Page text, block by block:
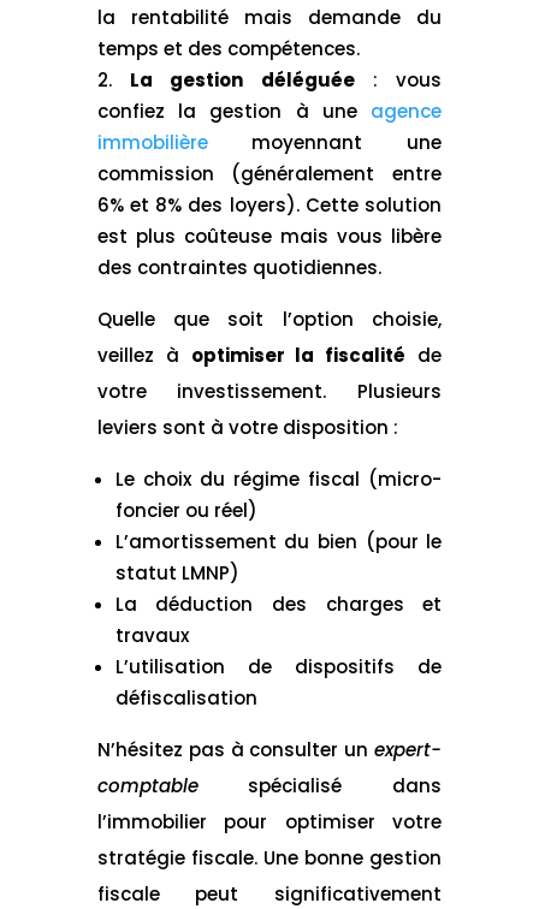
la rentabilité mais demande du
temps et des compétences.
La gestion déléguée: vous
confiez la gestion à une agence
immobilièremoyennant une
commission (généralement entre
6% et 8% des loyers). Cette solution
est plus coûteuse mais vous libère
des contraintes quotidiennes.
Quelle que soit l’option choisie,
veillez à optimiser la fiscalité de
votre investissement. Plusieurs
leviers sont à votre disposition :
Le choix du régime fiscal (micro-
foncier ou réel)
L’amortissement du bien (pour le
statut LMNP)
La déduction des charges et
travaux
L’utilisation de dispositifs de
défiscalisation
N’hésitez pas à consulter unexpert-
comptablespécialisé dans
l’immobilier pour optimiser votre
stratégie fiscale. Une bonne gestion
fiscale peut significativement